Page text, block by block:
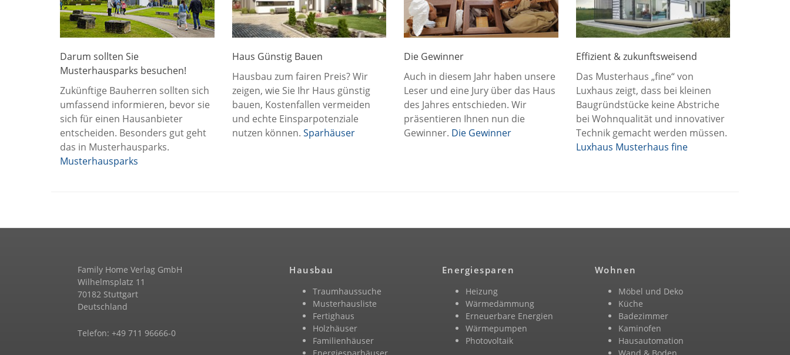
Darum sollten Sie
Musterhausparks besuchen!
Zukünftige Bauherren sollten sich
umfassend informieren, bevor sie
sich für einen Hausanbieter
entscheiden. Besonders gut geht
das in Musterhausparks.
Musterhausparks
Haus Günstig Bauen
Hausbau zum fairen Preis? Wir
zeigen, wie Sie Ihr Haus günstig
bauen, Kostenfallen vermeiden
und echte Einsparpotenziale
nutzen können. Sparhäuser
Die Gewinner
Auch in diesem Jahr haben unsere
Leser und eine Jury über das Haus
des Jahres entschieden. Wir
präsentieren Ihnen nun die
Gewinner. Die Gewinner
Effizient & zukunftsweisend
Das Musterhaus „fine“ von
Luxhaus zeigt, dass bei kleinen
Baugründstücke keine Abstriche
bei Wohnqualität und innovativer
Technik gemacht werden müssen.
Luxhaus Musterhaus fine
Family Home Verlag GmbH
Wilhelmsplatz 11
70182 Stuttgart
Deutschland
Telefon: +49 711 96666-0
Hausbau
Traumhaussuche
Musterhausliste
Fertighaus
Holzhäuser
Familienhäuser
Energiesparen
Heizung
Wärmedämmung
Erneuerbare Energien
Wärmepumpen
Photovoltaik
Wohnen
Möbel und Deko
Küche
Badezimmer
Kaminofen
Hausautomation